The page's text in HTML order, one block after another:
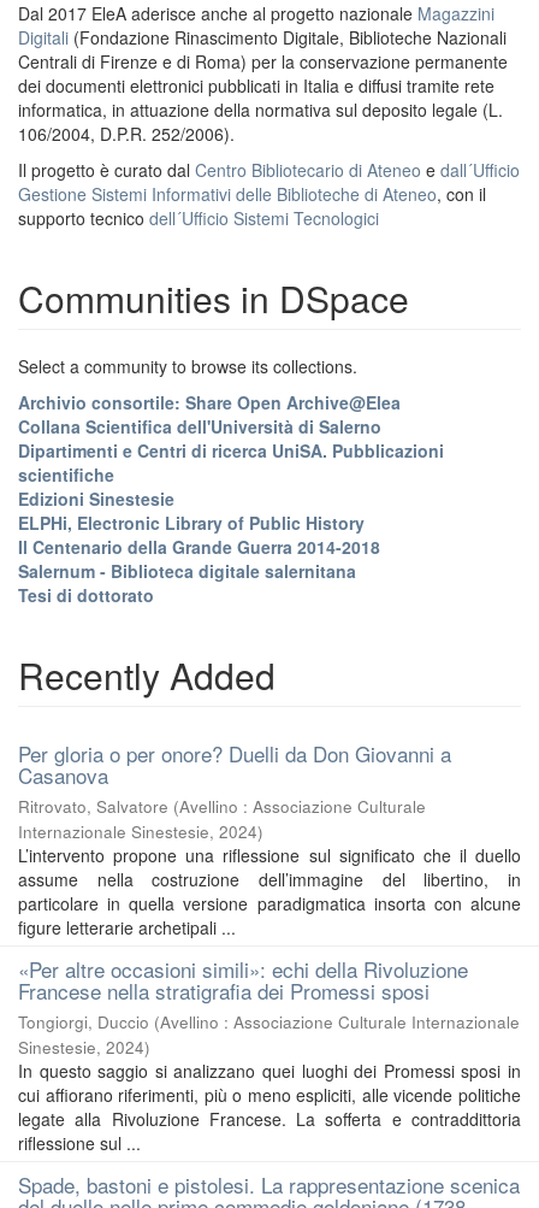
Dal 2017 EleA aderisce anche al progetto nazionale Magazzini
Digitali (Fondazione Rinascimento Digitale, Biblioteche Nazionali
Centrali di Firenze e di Roma) per la conservazione permanente
dei documenti elettronici pubblicati in Italia e diffusi tramite rete
informatica, in attuazione della normativa sul deposito legale (L.
106/2004, D.P.R. 252/2006).
Il progetto è curato dal Centro Bibliotecario di Ateneo e dall´Ufficio
Gestione Sistemi Informativi delle Biblioteche di Ateneo, con il
supporto tecnico dell´Ufficio Sistemi Tecnologici
Communities in DSpace
Select a community to browse its collections.
Archivio consortile: Share Open Archive@Elea
Collana Scientifica dell'Università di Salerno
Dipartimenti e Centri di ricerca UniSA. Pubblicazioni
scientifiche
Edizioni Sinestesie
ELPHi, Electronic Library of Public History
Il Centenario della Grande Guerra 2014-2018
Salernum - Biblioteca digitale salernitana
Tesi di dottorato
Recently Added
Per gloria o per onore? Duelli da Don Giovanni a
Casanova
Ritrovato, Salvatore (Avellino : Associazione Culturale
Internazionale Sinestesie, 2024)
L’intervento propone una riflessione sul significato che il duello
assume nella costruzione dell’immagine del libertino, in
particolare in quella versione paradigmatica insorta con alcune
figure letterarie archetipali ...
«Per altre occasioni simili»: echi della Rivoluzione
Francese nella stratigrafia dei Promessi sposi
Tongiorgi, Duccio (Avellino : Associazione Culturale Internazionale
Sinestesie, 2024)
In questo saggio si analizzano quei luoghi dei Promessi sposi in
cui affiorano riferimenti, più o meno espliciti, alle vicende politiche
legate alla Rivoluzione Francese. La sofferta e contraddittoria
riflessione sul ...
Spade, bastoni e pistolesi. La rappresentazione scenica